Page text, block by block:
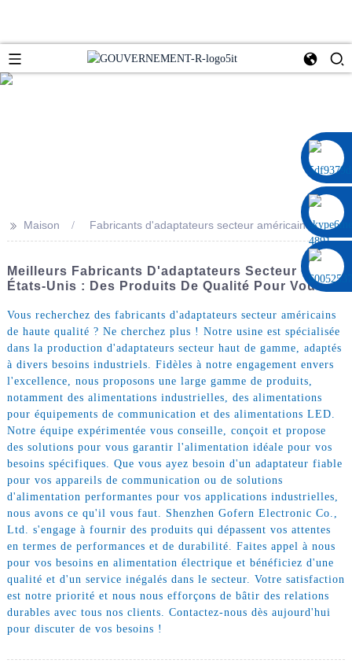
>> Maison Fabricants d'adaptateurs secteur américains
Meilleurs Fabricants D'adaptateurs Secteur Chine-
États-Unis : Des Produits De Qualité Pour Vous
Vous recherchez des fabricants d'adaptateurs secteur américains
de haute qualité ? Ne cherchez plus ! Notre usine est spécialisée
dans la production d'adaptateurs secteur haut de gamme, adaptés
à divers besoins industriels. Fidèles à notre engagement envers
l'excellence, nous proposons une large gamme de produits,
notamment des alimentations industrielles, des alimentations
pour équipements de communication et des alimentations LED.
Notre équipe expérimentée vous conseille, conçoit et propose
des solutions pour vous garantir l'alimentation idéale pour vos
besoins spécifiques. Que vous ayez besoin d'un adaptateur fiable
pour vos appareils de communication ou de solutions
d'alimentation performantes pour vos applications industrielles,
nous avons ce qu'il vous faut. Shenzhen Gofern Electronic Co.,
Ltd. s'engage à fournir des produits qui dépassent vos attentes
en termes de performances et de durabilité. Faites appel à nous
pour vos besoins en alimentation électrique et bénéficiez d'une
qualité et d'un service inégalés dans le secteur. Votre satisfaction
est notre priorité et nous nous efforçons de bâtir des relations
durables avec tous nos clients. Contactez-nous dès aujourd'hui
pour discuter de vos besoins !